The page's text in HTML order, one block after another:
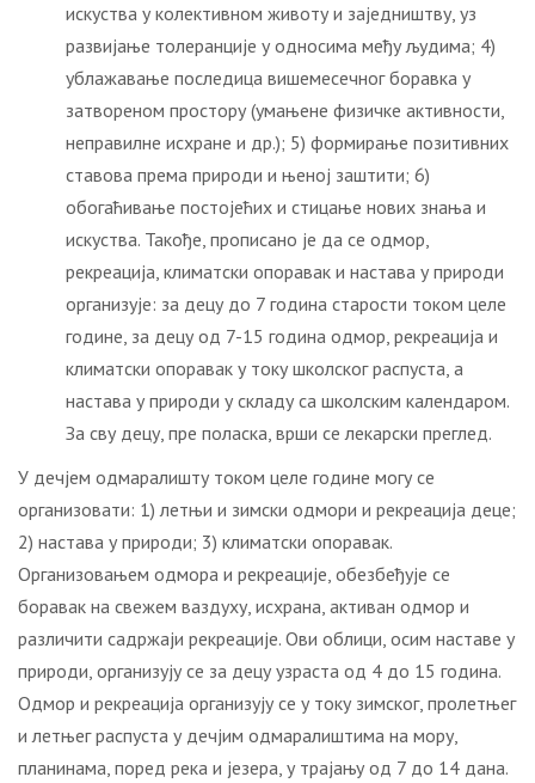
искуства у колективном животу и заједништву, уз
развијање толеранције у односима међу људима; 4)
ублажавање последица вишемесечног боравка у
затвореном простору (умањене физичке активности,
неправилне исхране и др.); 5) формирање позитивних
ставова према природи и њеној заштити; 6)
обогаћивање постојећих и стицање нових знања и
искуства. Такође, прописано је да се одмор,
рекреација, климатски опоравак и настава у природи
организује: за децу до 7 година старости током целе
године, за децу од 7-15 година одмор, рекреација и
климатски опоравак у току школског распуста, а
настава у природи у складу са школским календаром.
За сву децу, пре поласка, врши се лекарски преглед.
У дечјем одмаралишту током целе године могу се
организовати: 1) летњи и зимски одмори и рекреација деце;
2) настава у природи; 3) климатски опоравак.
Организовањем одмора и рекреације, обезбеђује се
боравак на свежем ваздуху, исхрана, активан одмор и
различити садржаји рекреације. Ови облици, осим наставе у
природи, организују се за децу узраста од 4 до 15 година.
Одмор и рекреација организују се у току зимског, пролетњег
и летњег распуста у дечјим одмаралиштима на мору,
планинама, поред река и језера, у трајању од 7 до 14 дана.